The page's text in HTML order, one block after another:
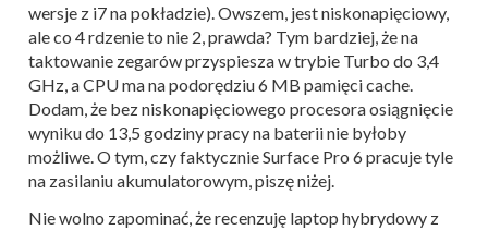
wersje z i7 na pokładzie). Owszem, jest niskonapięciowy,
ale co 4 rdzenie to nie 2, prawda? Tym bardziej, że na
taktowanie zegarów przyspiesza w trybie Turbo do 3,4
GHz, a CPU ma na podorędziu 6 MB pamięci cache.
Dodam, że bez niskonapięciowego procesora osiągnięcie
wyniku do 13,5 godziny pracy na baterii nie byłoby
możliwe. O tym, czy faktycznie Surface Pro 6 pracuje tyle
na zasilaniu akumulatorowym, piszę niżej.
Nie wolno zapominać, że recenzuję laptop hybrydowy z